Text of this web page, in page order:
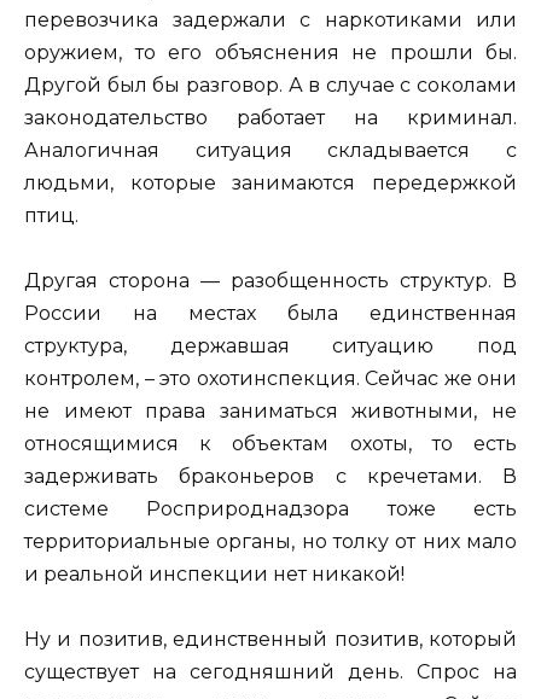
перевозчика задержали с наркотиками или
оружием, то его объяснения не прошли бы.
Другой был бы разговор. А в случае с соколами
законодательство работает на криминал.
Аналогичная ситуация складывается с
людьми, которые занимаются передержкой
птиц.
Другая сторона — разобщенность структур. В
России на местах была единственная
структура, державшая ситуацию под
контролем, – это охотинспекция. Сейчас же они
не имеют права заниматься животными, не
относящимися к объектам охоты, то есть
задерживать браконьеров с кречетами. В
системе Росприроднадзора тоже есть
территориальные органы, но толку от них мало
и реальной инспекции нет никакой!
Ну и позитив, единственный позитив, который
существует на сегодняшний день. Спрос на